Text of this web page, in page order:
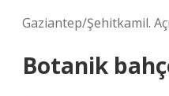
Gaziantep/Şehitkamil.
Botanik